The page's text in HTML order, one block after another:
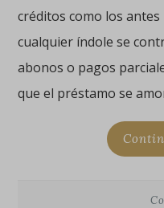
créditos como los
cualquier índole se
abonos o pagos
que el préstamo se